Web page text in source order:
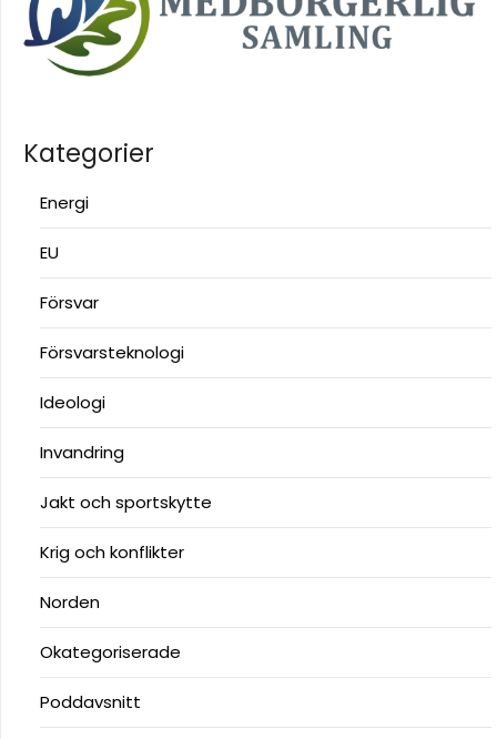
Kategorier
Energi
EU
Försvar
Försvarsteknologi
Ideologi
Invandring
Jakt och sportskytte
Krig och konflikter
Norden
Okategoriserade
Poddavsnitt